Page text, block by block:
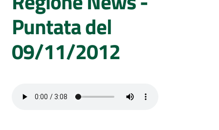
Attività
Argomenti
Per
Puntata del
09/11/2012